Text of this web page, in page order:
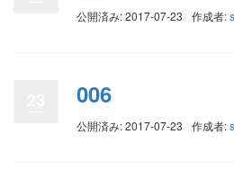
公開済み: 2017-07-23 作成者:
006
公開済み: 2017-07-23 作成者: